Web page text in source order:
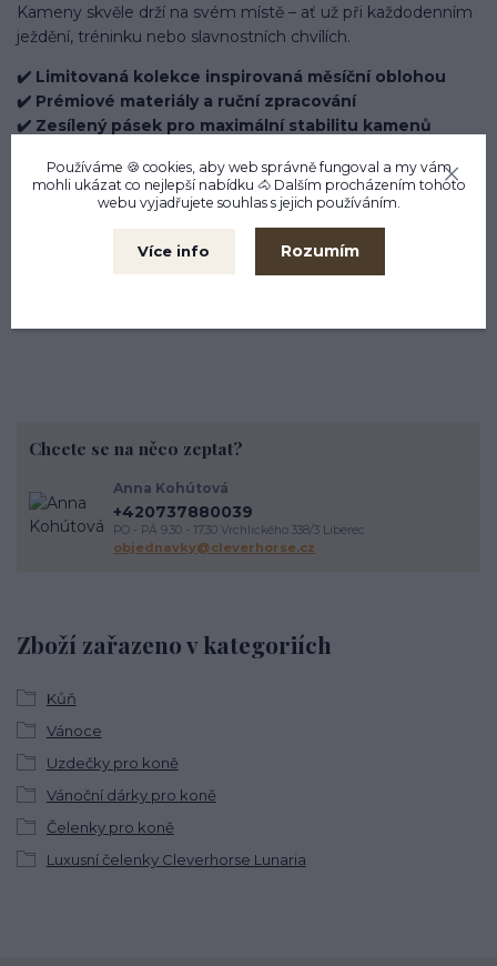
Kameny skvěle drží na svém místě – ať už při každodenním
ježdění, tréninku nebo slavnostních chvílích.
✔️ Limitovaná kolekce inspirovaná měsíční oblohou
✔️ Prémiové materiály a ruční zpracování
✔️ Zesílený pásek pro maximální stabilitu kamenů
koně
✔️ Ideální pro trénink, závody i focení
Zboží zařazeno v kategoriích
Kůň
Vánoce
Uzdečky pro koně
Vánoční dárky pro koně
Čelenky pro koně
Luxusní čelenky Cleverhorse Lunaria
Chcete se na něco zeptat?
Anna Kohútová
+420737880039
PO - PÁ 9.30 - 17.30 Vrchlického 338/3 Liberec
objednavky@cleverhorse.cz
Používáme 🍪 cookies, aby web správně fungoval a my vám
mohli ukázat co nejlepší nabídku 🐴 Dalším procházením tohoto
webu vyjadřujete souhlas s jejich používáním.
Více info Rozumím